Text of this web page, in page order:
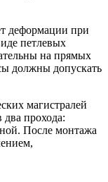
деформации при
петлевых
на прямых
должны допускать
магистралей
прохода:
После монтажа